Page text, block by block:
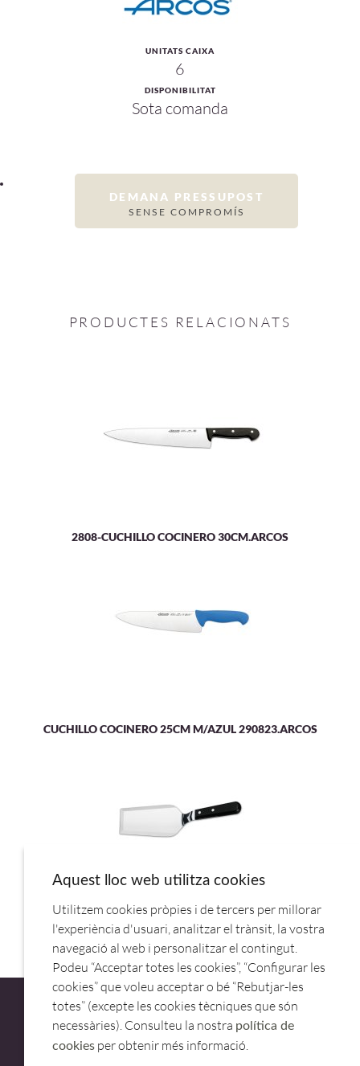
UNITATS CAIXA
6
DISPONIBILITAT
Sota comanda
DEMANA PRESSUPOST
SENSE COMPROMÍS
PRODUCTES RELACIONATS
2808-CUCHILLO COCINERO 30CM.ARCOS
CUCHILLO COCINERO 25CM M/AZUL 290823.ARCOS
ESPATULA INOX COCINA 12,5CM 2864.ARCOS
Aquest lloc web utilitza cookies
Utilitzem cookies pròpies i de tercers per millorar
l'experiència d'usuari, analitzar el trànsit, la vostra
navegació al web i personalitzar el contingut.
Podeu “Acceptar totes les cookies”, “Configurar les
cookies” que voleu acceptar o bé “Rebutjar-les
totes” (excepte les cookies tècniques que són
necessàries). Consulteu la nostra política de
cookies per obtenir més informació.